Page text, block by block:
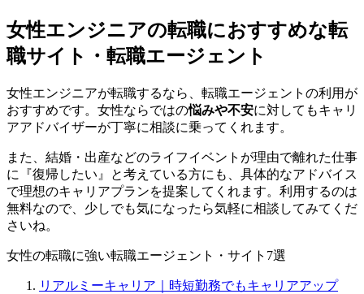
女性エンジニアの転職におすすめな転
職サイト・転職エージェント
女性エンジニアが転職するなら、転職エージェントの利用が
おすすめです。女性ならではの悩みや不安に対してもキャリ
アアドバイザーが丁寧に相談に乗ってくれます。
また、結婚・出産などのライフイベントが理由で離れた仕事
に『復帰したい』と考えている方にも、具体的なアドバイス
で理想のキャリアプランを提案してくれます。利用するのは
無料なので、少しでも気になったら気軽に相談してみてくだ
さいね。
女性の転職に強い転職エージェント・サイト7選
リアルミーキャリア｜時短勤務でもキャリアアップ